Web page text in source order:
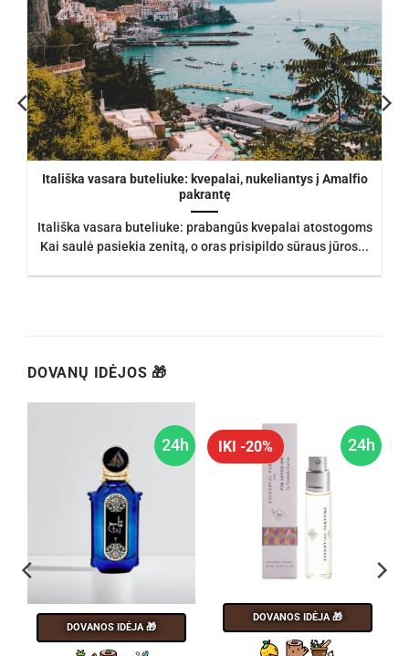
Itališka vasara buteliuke: kvepalai, nukeliantys į Amalfio
pakrantę
Itališka vasara buteliuke: prabangūs kvepalai atostogoms
Kai saulė pasiekia zenitą, o oras prisipildo sūraus jūros...
DOVANŲ IDĖJOS 🎁
24h
DOVANOS IDĖJA 🎁
24h
IKI -20%
DOVANOS IDĖJA 🎁